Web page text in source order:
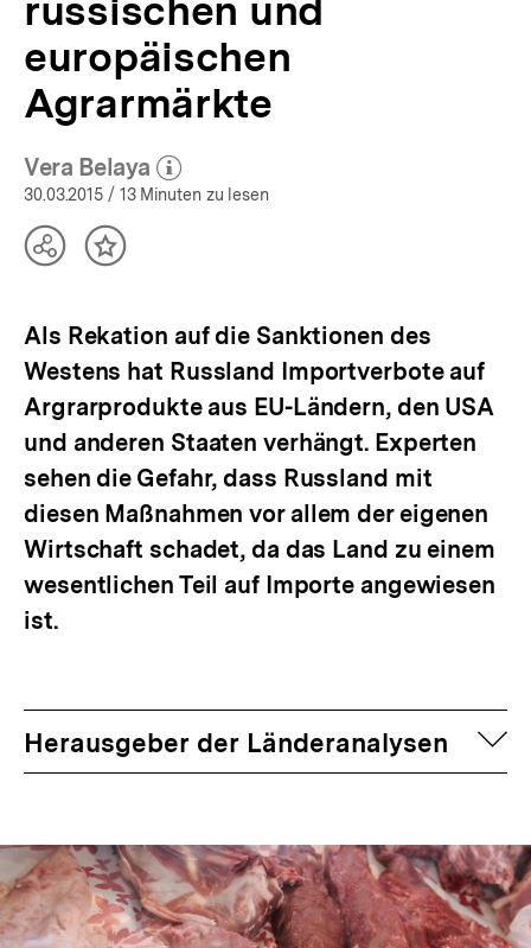
bpb.de
russischen und
europäischen
Agrarmärkte
Vera Belaya
(Mehr zum Autor)
öffnen
30.03.2015 / 13 Minuten zu lesen
TeilenInhalt
Als Rekation auf die Sanktionen des
Westens hat Russland Importverbote auf
Argrarprodukte aus EU-Ländern, den USA
und anderen Staaten verhängt. Experten
sehen die Gefahr, dass Russland mit
diesen Maßnahmen vor allem der eigenen
Wirtschaft schadet, da das Land zu einem
wesentlichen Teil auf Importe angewiesen
ist.
Herausgeber der Länderanalysen